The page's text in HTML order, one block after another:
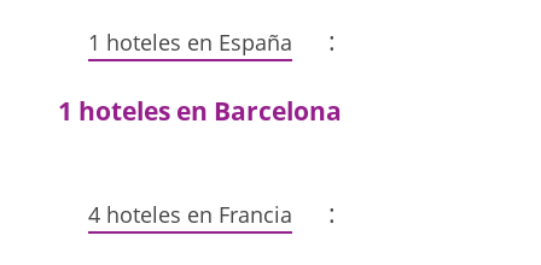
1 hoteles en España :
1 hoteles en Barcelona
4 hoteles en Francia :